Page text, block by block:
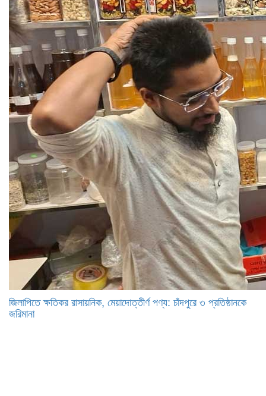
জিলাপিতে ক্ষতিকর রাসায়নিক, মেয়াদোত্তীর্ণ পণ্য: চাঁদপুরে ৩ প্রতিষ্ঠানকে
জরিমানা